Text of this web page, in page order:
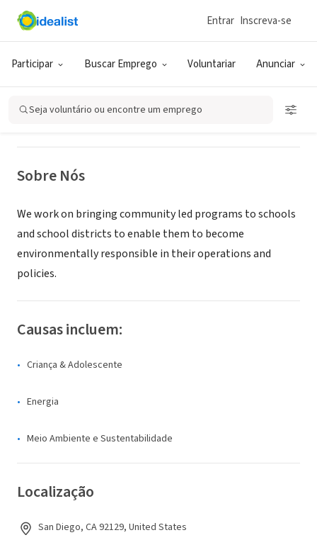
Participar Buscar Emprego Voluntariar Anunciar
Entrar Inscreva-se
Seja voluntário ou encontre um emprego
ONG (SETOR SOCIAL)
Inika Small Earth, Inc.
Sobre Nós
We work on bringing community led programs to schools
and school districts to enable them to become
environmentally responsible in their operations and
policies.
Causas incluem:
Criança & Adolescente
Energia
Meio Ambiente e Sustentabilidade
Localização
San Diego, CA 92129, United States